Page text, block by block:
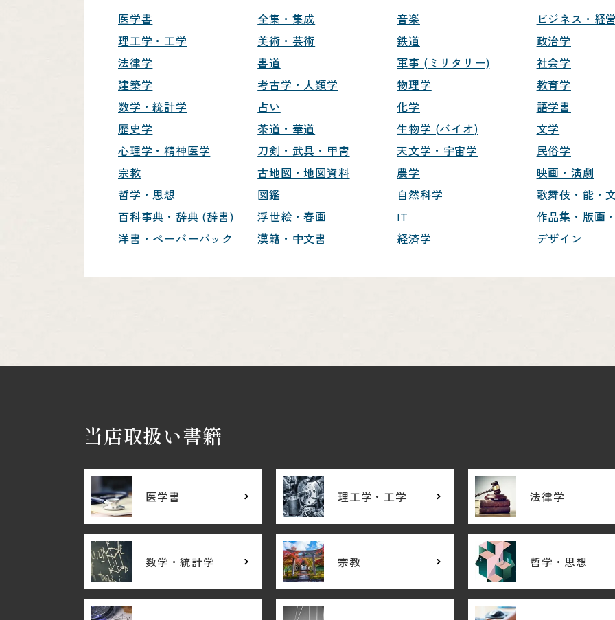
医学書
理工学・工学
法律学
建築学
数学・統計学
歴史学
心理学・精神医学
宗教
哲学・思想
百科事典・辞典 (辞書)
洋書・ペーパーバック
全集・集成
美術・芸術
書道
考古学・人類学
占い
茶道・華道
刀剣・武具・甲冑
古地図・地図資料
図鑑
浮世絵・春画
漢籍・中文書
音楽
鉄道
軍事 (ミリタリー)
物理学
化学
生物学 (バイオ)
天文学・宇宙学
農学
自然科学
IT
経済学
ビジネス・経
政治学
社会学
教育学
語学書
文学
民俗学
映画・演劇
歌舞伎・能・
作品集・版画
デザイン
当店取扱い書籍
医学書 理工学・工学 法律学
数学・統計学 宗教 哲学・思想